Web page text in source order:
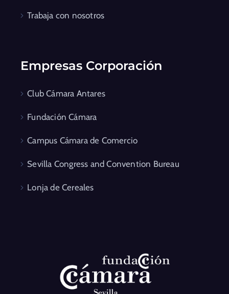
Trabaja con nosotros
Empresas Corporación
Club Cámara Antares
Fundación Cámara
Campus Cámara de Comercio
Sevilla Congress and Convention Bureau
Lonja de Cereales